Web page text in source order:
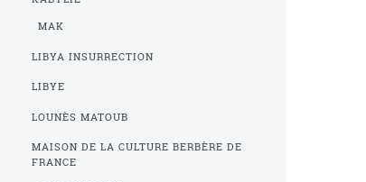
MAK
LIBYA INSURRECTION
LIBYE
LOUNÈS MATOUB
MAISON DE LA CULTURE BERBÈRE DE
FRANCE